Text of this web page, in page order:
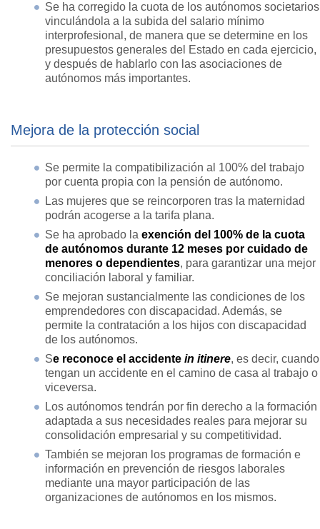
Se ha corregido la cuota de los autónomos societarios
vinculándola a la subida del salario mínimo
interprofesional, de manera que se determine en los
presupuestos generales del Estado en cada ejercicio,
y después de hablarlo con las asociaciones de
autónomos más importantes.
Mejora de la protección social
Se permite la compatibilización al 100% del trabajo
por cuenta propia con la pensión de autónomo.
Las mujeres que se reincorporen tras la maternidad
podrán acogerse a la tarifa plana.
Se ha aprobado la exención del 100% de la cuota
de autónomos durante 12 meses por cuidado de
menores o dependientes, para garantizar una mejor
conciliación laboral y familiar.
Se mejoran sustancialmente las condiciones de los
emprendedores con discapacidad. Además, se
permite la contratación a los hijos con discapacidad
de los autónomos.
Se reconoce el accidente in itinere, es decir, cuando
tengan un accidente en el camino de casa al trabajo o
viceversa.
Los autónomos tendrán por fin derecho a la formación
adaptada a sus necesidades reales para mejorar su
consolidación empresarial y su competitividad.
También se mejoran los programas de formación e
información en prevención de riesgos laborales
mediante una mayor participación de las
organizaciones de autónomos en los mismos.